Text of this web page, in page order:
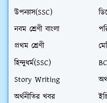
উপন্যাস(SSC)
নবম শ্রেণী বাংলা
প্রথম শ্রেণী
হিন্দুধর্ম(SSC)
Story Writing
অর্থনীতির খবর